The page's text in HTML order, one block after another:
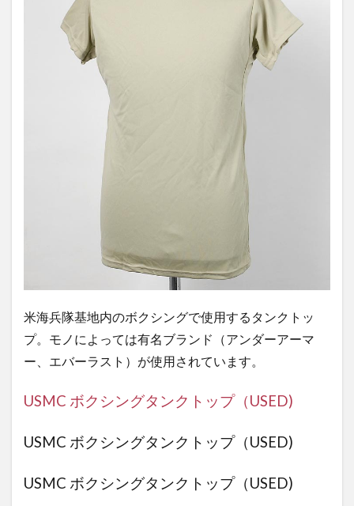
米海兵隊基地内のボクシングで使用するタンクトッ
プ。モノによっては有名ブランド（アンダーアーマ
ー、エバーラスト）が使用されています。
USMC ボクシングタンクトップ（USED)
USMC ボクシングタンクトップ（USED)
USMC ボクシングタンクトップ（USED)